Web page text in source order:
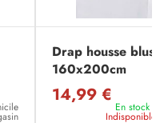
Drap housse
160x200cm
14,99 €
En stock
Indisponible